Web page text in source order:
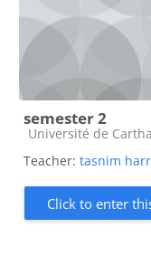
semester 2
Course category
Université de
Teacher: tasnim
Click to enter